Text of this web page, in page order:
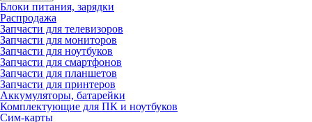
Блоки питания, зарядки
Распродажа
Запчасти для телевизоров
Запчасти для мониторов
Запчасти для ноутбуков
Запчасти для смартфонов
Запчасти для планшетов
Запчасти для принтеров
Аккумуляторы, батарейки
Комплектующие для ПК и ноутбуков
Сим-карты